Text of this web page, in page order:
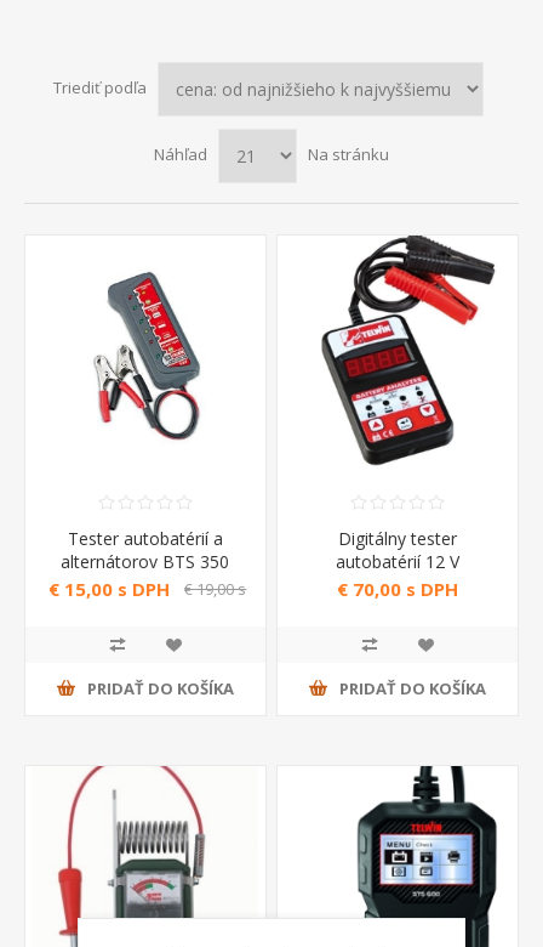
Triediť podľa
Náhľad Na stránku
Tester autobatérií a
alternátorov BTS 350
Telwin
€ 15,00 s DPH
€ 19,00 s
PRIDAŤ DO KOŠÍKA
Digitálny tester
autobatérií 12 V
€ 70,00 s DPH
PRIDAŤ DO KOŠÍKA